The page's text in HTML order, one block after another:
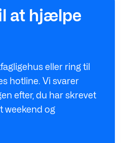
at hjælpe
eller ring til
hotline. Vi svarer
efter, du har skrevet
weekend og